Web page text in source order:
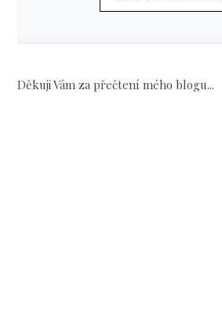
Děkuji Vám za přečtení mého blogu...